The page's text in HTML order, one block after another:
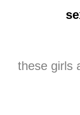
these girls
성준
록번호 : 494-54-00775
책임자(이메일) :
© 2019 이반마사지. All